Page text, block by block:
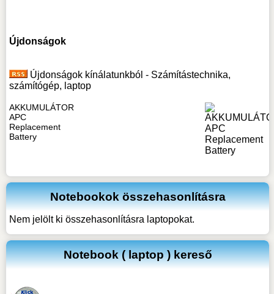
Újdonságok
Újdonságok kínálatunkból - Számítástechnika,
számítógép, laptop
AKKUMULÁTOR
APC
Replacement
Battery
Notebookok összehasonlításra
Nem jelölt ki összehasonlításra laptopokat.
Notebook ( laptop ) kereső